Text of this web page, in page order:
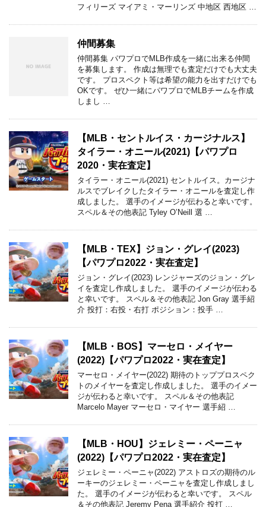
フィリーズ マイアミ・マーリンズ 中地区 西地区 …
仲間募集
仲間募集 パワプロでMLB作成を一緒に出来る仲間
を募集します。 作成は無理でも査定だけでも大丈夫
です。 プロスペクト等は希望の能力を出すだけでも
OKです。 ぜひ一緒にパワプロでMLBチームを作成
しまし …
【MLB・セントルイス・カージナルス】
タイラー・オニール(2021)【パワプロ
2020・実在査定】
タイラー・オニール(2021) セントルイス。カージナ
ルスでブレイクしたタイラー・オニールを査定し作
成しました。 選手のイメージが伝わると幸いです。
スペル＆その他表記 Tyley O’Neill 選 …
【MLB・TEX】ジョン・グレイ(2023)
【パワプロ2022・実在査定】
ジョン・グレイ(2023) レンジャーズのジョン・グレ
イを査定し作成しました。 選手のイメージが伝わる
と幸いです。 スペル＆その他表記 Jon Gray 選手紹
介 投打：右投・右打 ポジション：投手 …
【MLB・BOS】マーセロ・メイヤー
(2022)【パワプロ2022・実在査定】
マーセロ・メイヤー(2022) 期待のトッププロスペク
トのメイヤーを査定し作成しました。 選手のイメー
ジが伝わると幸いです。 スペル＆その他表記
Marcelo Mayer マーセロ・マイヤー 選手紹 …
【MLB・HOU】ジェレミー・ペーニャ
(2022)【パワプロ2022・実在査定】
ジェレミー・ペーニャ(2022) アストロズの期待のル
ーキーのジェレミー・ペーニャを査定し作成しまし
た。 選手のイメージが伝わると幸いです。 スペル
＆その他表記 Jeremy Pena 選手紹介 投打 …